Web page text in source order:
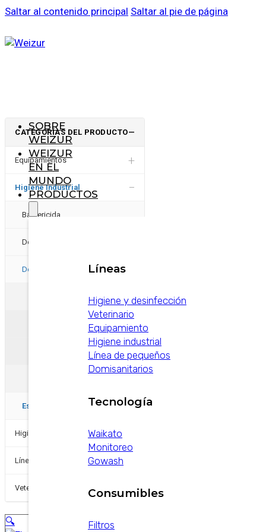
Saltar al contenido principal Saltar al pie de página
SOBRE
WEIZUR
WEIZUR
EN EL
MUNDO
PRODUCTOS
Líneas
Higiene y desinfección
Veterinario
Equipamiento
Higiene industrial
Línea de pequeños
Domisanitarios
Tecnología
Waikato
Monitoreo
Gowash
Consumibles
Filtros
CATEGORÍAS DEL PRODUCTO—
Equipamientos +
Higiene Industrial −
Bactericida
Desinfectantes
Detergentes
−
a.b No clorados
Espumígenos
Higiene y Desinfección
Línea de pequeños
Veterinarios +
🔍